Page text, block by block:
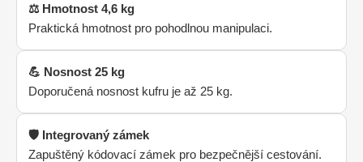
⚖️ Hmotnost 4,6 kg
Praktická hmotnost pro pohodlnou manipulaci.
💪 Nosnost 25 kg
Doporučená nosnost kufru je až 25 kg.
🛡️ Integrovaný zámek
Zapuštěný kódovací zámek pro bezpečnější cestování.